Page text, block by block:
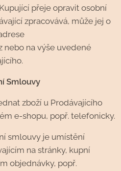
přeje opravit osobní
zpracovává, může jej o
nebo na výše uvedené
Smlouvy
zboží u Prodávajícího
e-shopu, popř. telefonicky.
smlouvy je umístění
na stránky, kupní
objednávky, popř.